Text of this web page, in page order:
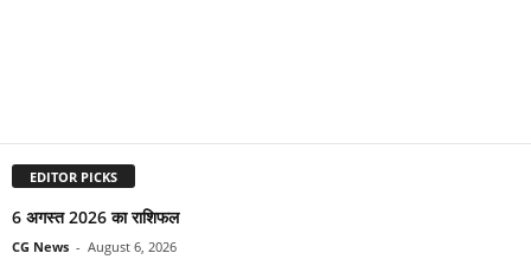
EDITOR PICKS
6 अगस्त 2026 का राशिफल
CG News - August 6, 2026